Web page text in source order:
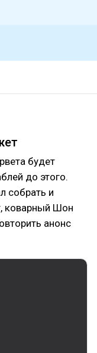
будет
до этого.
собрать и
коварный Шон
анонс